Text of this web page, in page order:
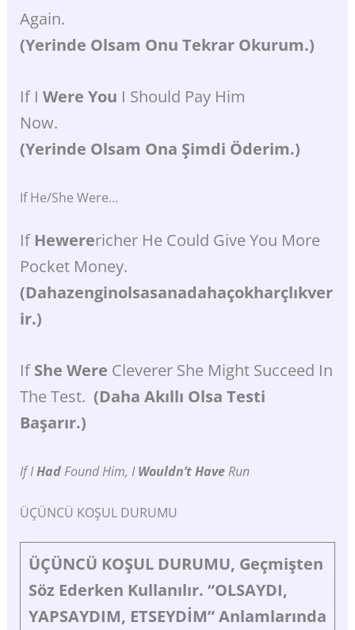
Again.
(Yerinde Olsam Onu Tekrar Okurum.)
If I Were You I Should Pay Him
Now.
(Yerinde Olsam Ona Şimdi Öderim.)
If He/she Were…
IfHewereRicher He Could Give You More
Pocket Money.
(Dahazenginolsasanadahaçokharçlıkver
Ir.)
IfShe Were Cleverer She Might Succeed In
The Test. (Daha Akıllı Olsa Testi
Başarır.)
If IHadFound Him, IWouldn’t HaveRun
ÜÇÜNCÜ KOŞUL DURUMU
ÜÇÜNCÜ KOŞUL DURUMU, Geçmişten
Söz Ederken Kullanılır. “OLSAYDI,
YAPSAYDIM, ETSEYDİM”Anlamlarında